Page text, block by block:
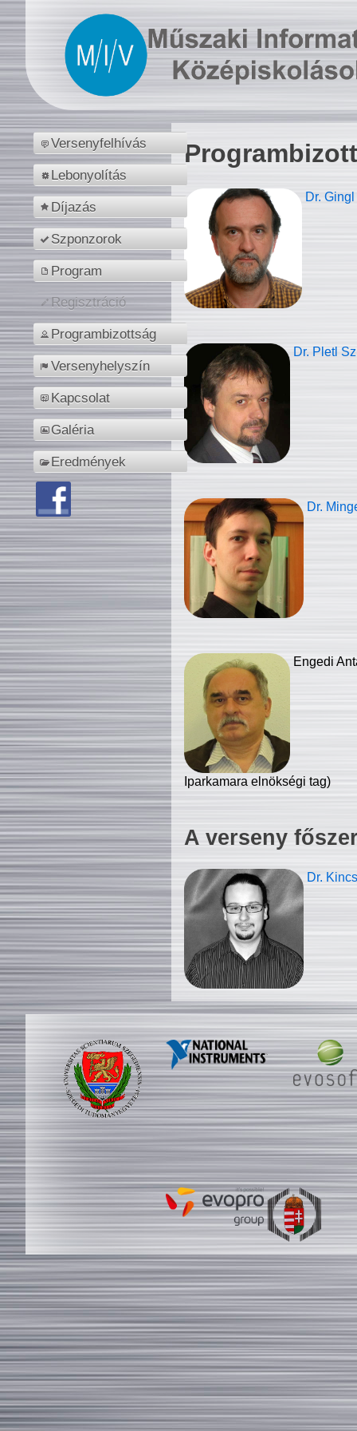
Versenyfelhívás
Lebonyolítás
Díjazás
Szponzorok
Program
Regisztráció
Programbizottság
Versenyhelyszín
Kapcsolat
Galéria
Eredmények
Dr.
Dr. Pletl
Dr.
Engedi
Iparkamara elnökségi tag)
A verseny
Dr.